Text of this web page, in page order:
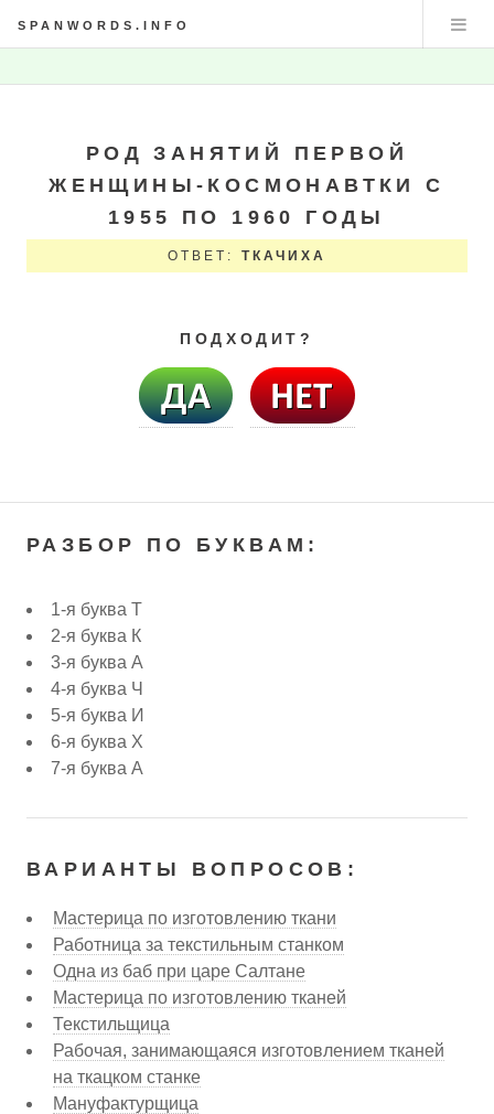
SPANWORDS.INFO
РОД ЗАНЯТИЙ ПЕРВОЙ
ЖЕНЩИНЫ-КОСМОНАВТКИ С
1955 ПО 1960 ГОДЫ
ОТВЕТ: ТКАЧИХА
ПОДХОДИТ?
РАЗБОР ПО БУКВАМ:
1-я буква Т
2-я буква К
3-я буква А
4-я буква Ч
5-я буква И
6-я буква Х
7-я буква А
ВАРИАНТЫ ВОПРОСОВ:
Мастерица по изготовлению ткани
Работница за текстильным станком
Одна из баб при царе Салтане
Мастерица по изготовлению тканей
Текстильщица
Рабочая, занимающаяся изготовлением тканей
на ткацком станке
Мануфактурщица